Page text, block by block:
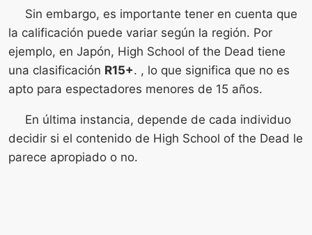
Sin embargo, es importante tener en cuenta que
la calificación puede variar según la región. Por
ejemplo, en Japón, High School of the Dead tiene
una clasificación R15+. , lo que significa que no es
apto para espectadores menores de 15 años.
En última instancia, depende de cada individuo
decidir si el contenido de High School of the Dead le
parece apropiado o no.